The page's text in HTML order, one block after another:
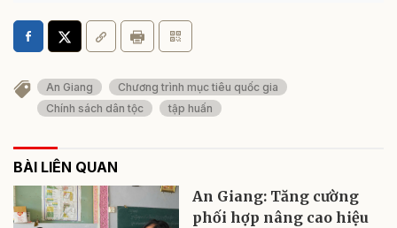
An Giang
Chương trình mục tiêu quốc gia
Chính sách dân tộc
tập huấn
BÀI LIÊN QUAN
An Giang: Tăng cường
phối hợp nâng cao hiệu